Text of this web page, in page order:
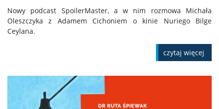
Nowy podcast SpoilerMaster, a w nim rozmowa Michała
Oleszczyka z Adamem Cichoniem o kinie Nuriego Bilge
Ceylana.
czytaj więcej